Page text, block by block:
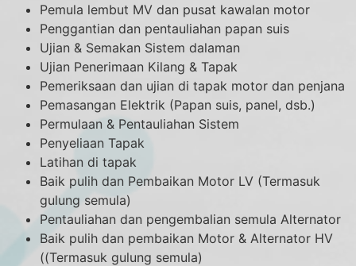
Pemula lembut MV dan pusat kawalan motor
Penggantian dan pentauliahan papan suis
Ujian & Semakan Sistem dalaman
Ujian Penerimaan Kilang & Tapak
Pemeriksaan dan ujian di tapak motor dan penjana
Pemasangan Elektrik (Papan suis, panel, dsb.)
Permulaan & Pentauliahan Sistem
Penyeliaan Tapak
Latihan di tapak
Baik pulih dan Pembaikan Motor LV (Termasuk
gulung semula)
Pentauliahan dan pengembalian semula Alternator
Baik pulih dan pembaikan Motor & Alternator HV
((Termasuk gulung semula)